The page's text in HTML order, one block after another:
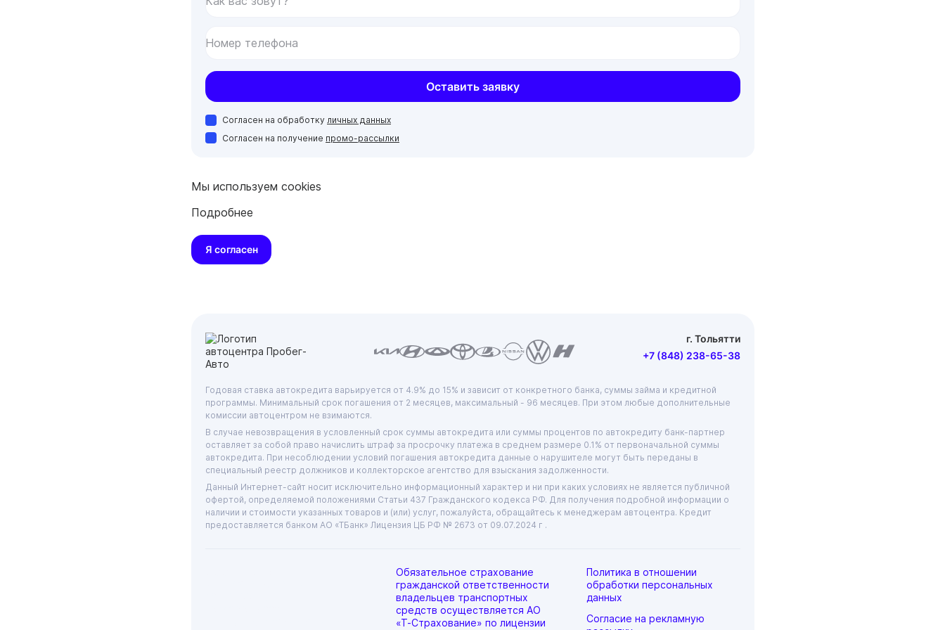
Номер телефона
Оставить заявку
Согласен на обработку личных данных
Согласен на получение промо-рассылки
Мы используем cookies
Подробнее
Я согласен
г. Тольятти
+7 (848) 238-65-38
Годовая ставка автокредита варьируется от 4.9% до 15% и зависит от конкретного банка, суммы займа и кредитной
программы. Минимальный срок погашения от 2 месяцев, максимальный - 96 месяцев. При этом любые дополнительные
комиссии автоцентром не взимаются.
В случае невозвращения в условленный срок суммы автокредита или суммы процентов по автокредиту банк-партнер
оставляет за собой право начислить штраф за просрочку платежа в среднем размере 0.1% от первоначальной суммы
автокредита. При несоблюдении условий погашения автокредита данные о нарушителе могут быть переданы в
специальный реестр должников и коллекторское агентство для взыскания задолженности.
Данный Интернет-сайт носит исключительно информационный характер и ни при каких условиях не является публичной
офертой, определяемой положениями Статьи 437 Гражданского кодекса РФ. Для получения подробной информации о
наличии и стоимости указанных товаров и (или) услуг, пожалуйста, обращайтесь к менеджерам автоцентра. Кредит
предоставляется банком АО «ТБанк» Лицензия ЦБ РФ № 2673 от 09.07.2024 г .
Обязательное страхование
гражданской ответственности
владельцев транспортных
средств осуществляется АО
«Т-Страхование» по лицензии
Политика в отношении
обработки персональных
данных
Согласие на рекламную